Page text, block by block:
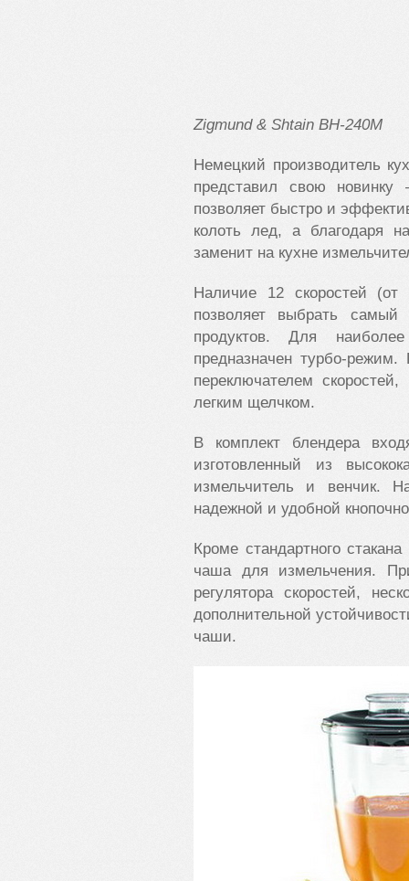
Zigmund& Shtain BH-240M
Немецкий производитель
представил свою новинку
позволяет быстро и
колоть лед, а благодаря
заменит на кухне
Наличие 12 скоростей
позволяет выбрать
продуктов. Для
предназначен турбо-
переключателем
легким щелчком.
В комплект блендера
изготовленный из
измельчитель и венчик.
надежной и удобной
Кроме стандартного
чаша для измельчения.
регулятора скоростей,
дополнительной
чаши.